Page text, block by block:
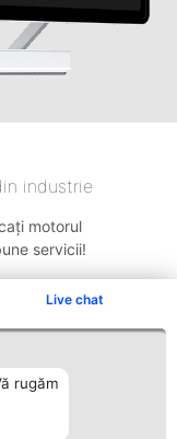
Live chat
rugăm
industrie
motorul
servicii!